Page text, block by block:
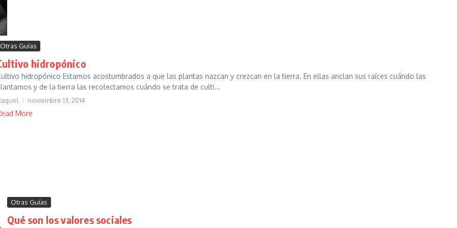
Otras Guías
hidropónico
hidropónico Estamos acostumbrados a que las plantas nazcan y crezcan en la tierra. En ellas anclan sus raíces cuándo las
y de la tierra las recolectamos cuándo se trata de culti...
noviembre 13, 2014
More
Otras Guías
Qué son los valores sociales